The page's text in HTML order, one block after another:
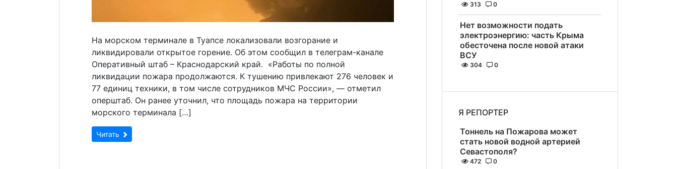
На морском терминале в Туапсе локализовали возгорание и
ликвидировали открытое горение. Об этом сообщил в телеграм-канале
Оперативный штаб – Краснодарский край. «Работы по полной
ликвидации пожара продолжаются. К тушению привлекают 276 человек и
77 единиц техники, в том числе сотрудников МЧС России», — отметил
оперштаб. Он ранее уточнил, что площадь пожара на территории
морского терминала […]
Читать
313 0
Нет возможности подать
электроэнергию: часть Крыма
обесточена после новой атаки
ВСУ
304 0
Я РЕПОРТЕР
Тоннель на Пожарова может
стать новой водной артерией
Севастополя?
472 0